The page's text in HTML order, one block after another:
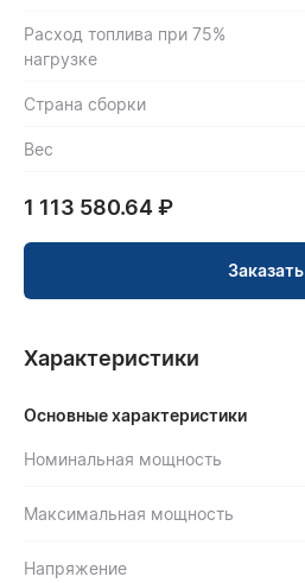
Расход топлива при 75%
нагрузке
Страна сборки
Вес
1 113 580.64₽
Заказать
Характеристики
Основные характеристики
Номинальная мощность
Максимальная мощность
Напряжение